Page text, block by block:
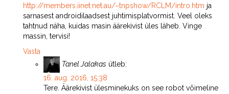
http://members.iinet.net.au/~tnpshow/RCLM/intro.htm ja
sarnasest androidilaadsest juhtimisplatvormist. Veel oleks
tahtnud näha, kuidas masin äärekivist üles läheb. Vinge
massin, tervisi!
Vasta
Tanel Jalakas ütleb:
16. aug. 2016, 15:38
Tere. Äärekivist ülesminekuks on see robot võimeline